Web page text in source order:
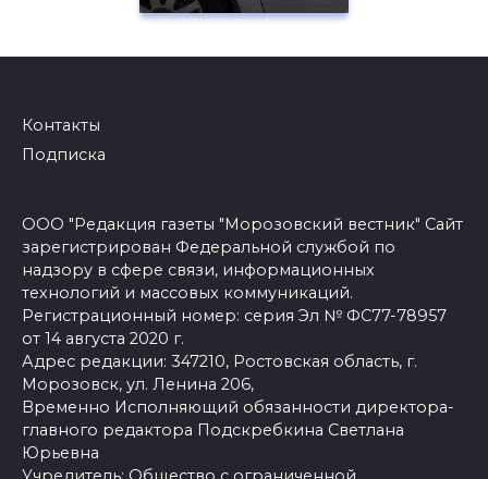
Контакты
Подписка
ООО "Редакция газеты "Морозовский вестник" Сайт
зарегистрирован Федеральной службой по
надзору в сфере связи, информационных
технологий и массовых коммуникаций.
Регистрационный номер: серия Эл № ФС77-78957
от 14 августа 2020 г.
Адрес редакции: 347210, Ростовская область, г.
Морозовск, ул. Ленина 206,
Временно Исполняющий обязанности директора-
главного редактора Подскребкина Светлана
Юрьевна